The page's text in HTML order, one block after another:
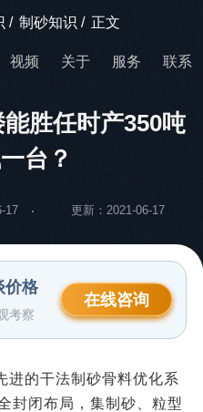
/ 制砂知识 / 正文
视频 关于 服务 联系
胜任时产350吨
台？
17 更新：2021-06-17
价格
考察
在线咨询
进的干法制砂骨料优化系
封闭布局，集制砂、粒型